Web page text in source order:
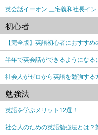
英会話イーオン 三宅義和社長イ
初心者
【完全版】英語初心者におすす
半年で英会話ができるようにな
社会人がゼロから英語を勉強す
勉強法
英語を学ぶメリット12選！
社会人のための英語勉強法とは